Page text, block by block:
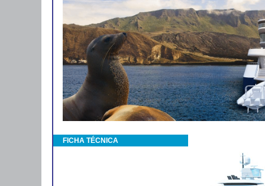
FICHA TÉCNICA